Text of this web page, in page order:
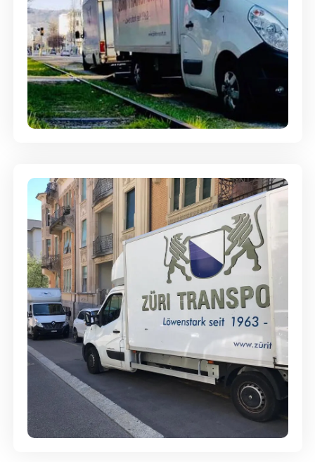
Ein- und Auspackservice
Günstige Umzüge - Hervorragender
Service